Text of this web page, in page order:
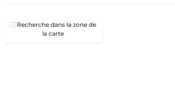
Recherche dans la zone de
la carte